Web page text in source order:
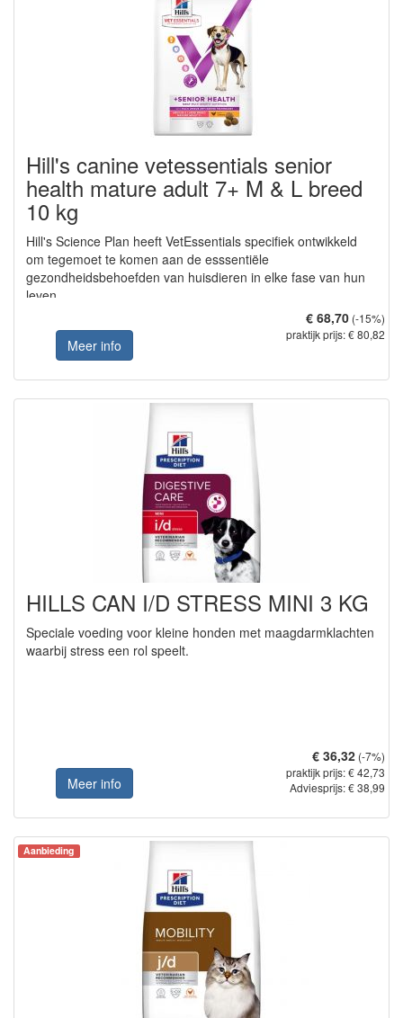
Hill's canine vetessentials senior
health mature adult 7+ M & L breed
10 kg
Hill's Science Plan heeft VetEssentials specifiek ontwikkeld
om tegemoet te komen aan de esssentiële
gezondheidsbehoefden van huisdieren in elke fase van hun
leven
Meer info
€ 68,70 (-15%)
praktijk prijs: € 80,82
HILLS CAN I/D STRESS MINI 3 KG
Speciale voeding voor kleine honden met maagdarmklachten
waarbij stress een rol speelt.
Meer info
€ 36,32 (-7%)
praktijk prijs: € 42,73
Adviesprijs: € 38,99
Aanbieding